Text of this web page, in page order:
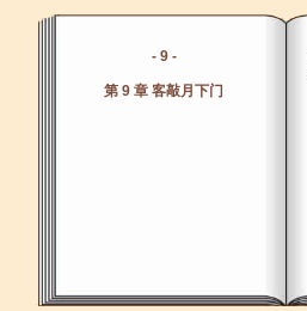
- 9 -
第 9 章 客敲月下门